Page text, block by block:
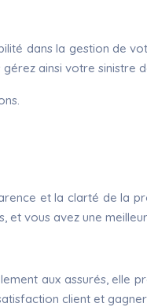
dans la gestion de
ainsi votre sinistre
et la clarté de la
vous avez une
aux assurés,
client et